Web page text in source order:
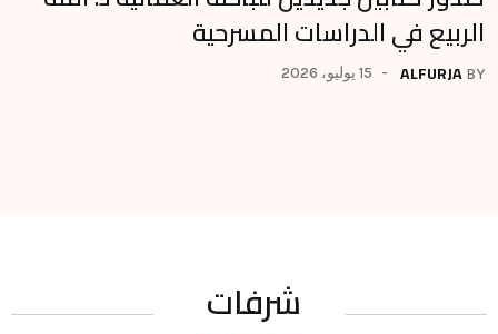
الربيع في الدراسات المسرحية
BY
ALFURJA 15 يوليو، 2026
شرفات